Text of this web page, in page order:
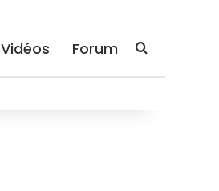
Vidéos Forum Recherche